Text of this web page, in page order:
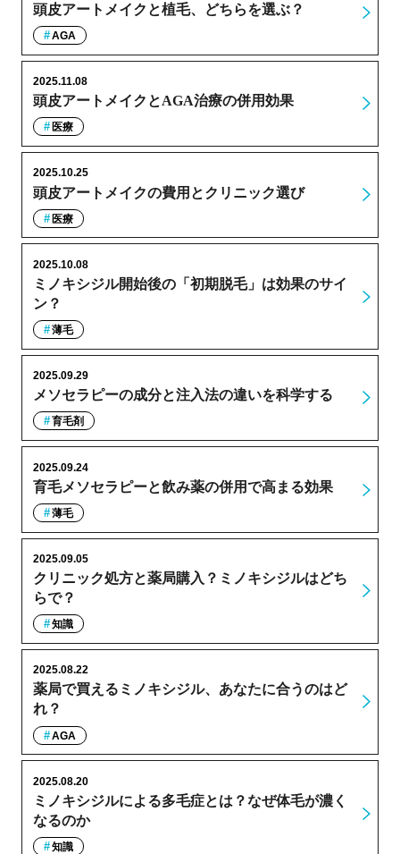
頭皮アートメイクと植毛、どちらを選ぶ？
AGA
頭皮アートメイクとAGA治療の併用効果
2025.11.08
医療
頭皮アートメイクの費用とクリニック選び
2025.10.25
医療
ミノキシジル開始後の「初期脱毛」は効果のサイ
ン？
2025.10.08
薄毛
メソセラピーの成分と注入法の違いを科学する
2025.09.29
育毛剤
育毛メソセラピーと飲み薬の併用で高まる効果
2025.09.24
薄毛
クリニック処方と薬局購入？ミノキシジルはどち
らで？
2025.09.05
知識
薬局で買えるミノキシジル、あなたに合うのはど
れ？
2025.08.22
AGA
ミノキシジルによる多毛症とは？なぜ体毛が濃く
なるのか
2025.08.20
知識